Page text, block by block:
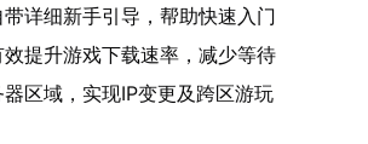
带详细新手引导，帮助快速入门
效提升游戏下载速率，减少等待
区域，实现IP变更及跨区游玩